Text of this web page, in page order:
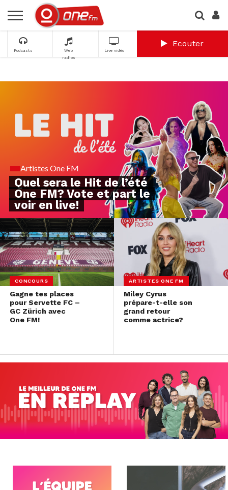
Podcasts
Web
radios
Live vidéo
Ecouter
Artistes One FM
Quel sera le Hit de l’été
One FM? Vote et part le
voir en live!
CONCOURS
Gagne tes places
pour Servette FC –
GC Zürich avec
One FM!
ARTISTES ONE FM
Miley Cyrus
prépare-t-elle son
grand retour
comme actrice?